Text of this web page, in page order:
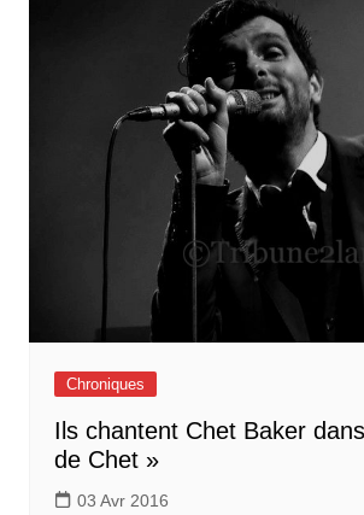
Chroniques
Ils chantent Chet Baker
de Chet »
03 Avr 2016